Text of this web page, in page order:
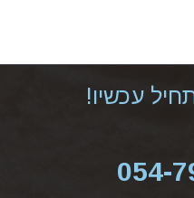
עכשיו!
054-